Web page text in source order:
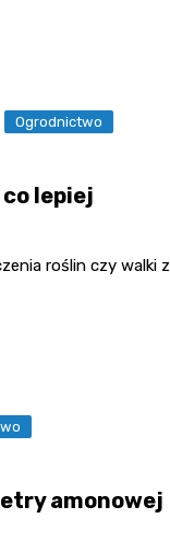
Ogrodnictwo
lepiej
roślin czy walki z
amonowej